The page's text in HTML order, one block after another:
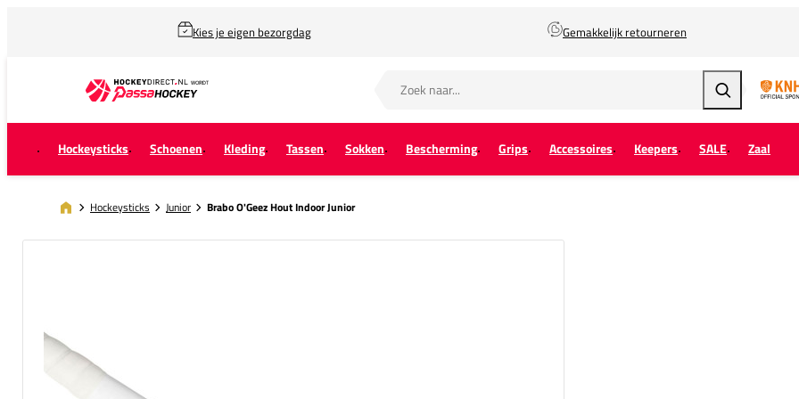
Kies je eigen bezorgdag Gemakkelijk retourneren
Zoeken
Hockeysticks Schoenen Kleding Tassen Sokken Bescherming Grips Accessoires Keepers SALE Zaal
Hockeysticks Junior Brabo O'Geez Hout Indoor Junior